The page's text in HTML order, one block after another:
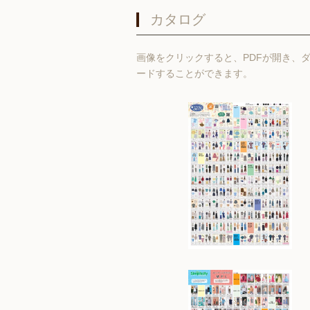
カタログ
画像をクリックすると、PDFが開き、
ードすることができます。